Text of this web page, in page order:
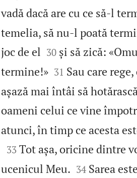
vadă dacă are cu ce să‑l
temelia, să nu‑l poată
joc de el 

30 și să zică:
termine!»
31 Sau care
așază mai întâi să
oameni celui ce vine
atunci, în timp ce acesta

33 Tot așa, oricine dintre
ucenicul Meu.
34 Sarea